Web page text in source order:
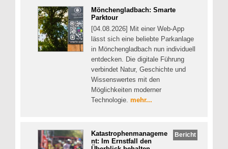
Mönchengladbach: Smarte
Parktour
[04.08.2026] Mit einer Web-App
lässt sich eine beliebte Parkanlage
in Mönchengladbach nun individuell
entdecken. Die digitale Führung
verbindet Natur, Geschichte und
Wissenswertes mit den
Möglichkeiten moderner
Technologie. mehr...
Bericht
Katastrophenmanageme
nt: Im Ernstfall den